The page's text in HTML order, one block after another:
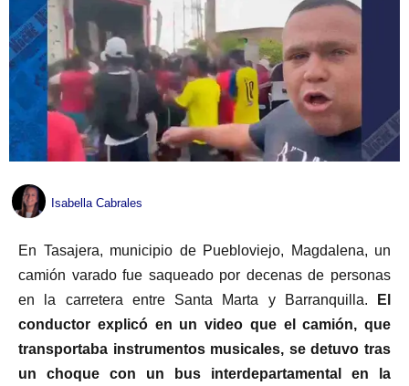
Isabella Cabrales
En Tasajera, municipio de Puebloviejo, Magdalena, un
camión varado fue saqueado por decenas de personas
en la carretera entre Santa Marta y Barranquilla.
El
conductor explicó en un video que el camión, que
transportaba instrumentos musicales, se detuvo tras
un choque con un bus interdepartamental en la